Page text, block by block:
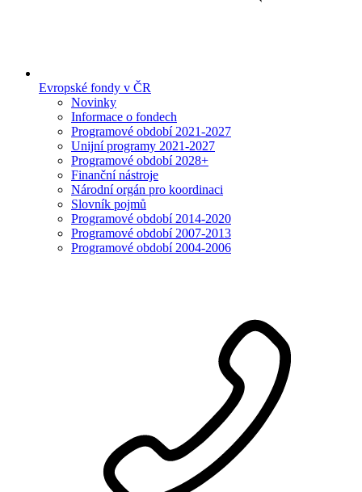
Evropské fondy v ČR
Novinky
Informace o fondech
Programové období 2021-2027
Unijní programy 2021-2027
Programové období 2028+
Finanční nástroje
Národní orgán pro koordinaci
Slovník pojmů
Programové období 2014-2020
Programové období 2007-2013
Programové období 2004-2006